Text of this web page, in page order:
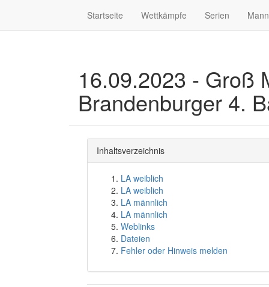
Startseite Wettkämpfe Serien
16.09.2023 - Groß
Brandenburger 4.
Inhaltsverzeichnis
LA weiblich
LA weiblich
LA männlich
LA männlich
Weblinks
Dateien
Fehler oder Hinweis melden